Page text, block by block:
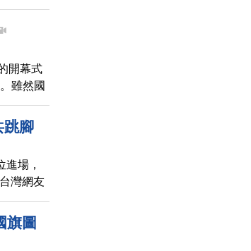
的接待
開幕式
雖然國
，不過
次帶
跳腳
場，
灣網友
選手進
旗圖